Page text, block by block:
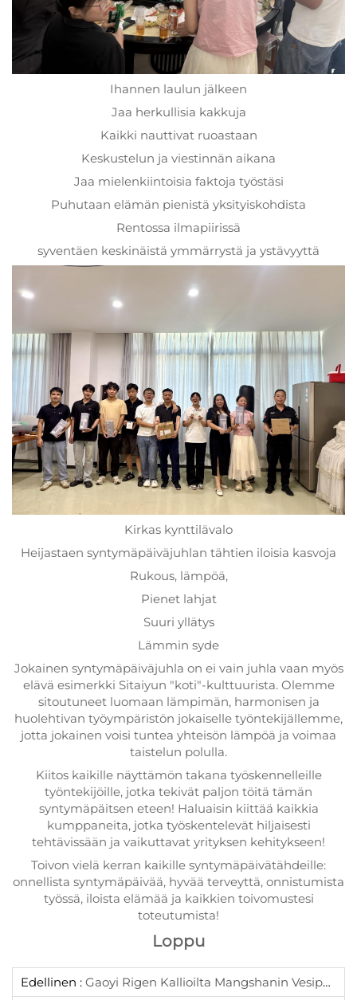
Ihannen laulun jälkeen
Jaa herkullisia kakkuja
Kaikki nauttivat ruoastaan
Keskustelun ja viestinnän aikana
Jaa mielenkiintoisia faktoja työstäsi
Puhutaan elämän pienistä yksityiskohdista
Rentossa ilmapiirissä
syventäen keskinäistä ymmärrystä ja ystävyyttä
Kirkas kynttilävalo
Heijastaen syntymäpäiväjuhlan tähtien iloisia kasvoja
Rukous, lämpöä,
Pienet lahjat
Suuri yllätys
Lämmin syde
Jokainen syntymäpäiväjuhla on ei vain juhla vaan myös
elävä esimerkki Sitaiyun "koti"-kulttuurista. Olemme
sitoutuneet luomaan lämpimän, harmonisen ja
huolehtivan työympäristön jokaiselle työntekijällemme,
jotta jokainen voisi tuntea yhteisön lämpöä ja voimaa
taistelun polulla.
Kiitos kaikille näyttämön takana työskennelleille
työntekijöille, jotka tekivät paljon töitä tämän
syntymäpäitsen eteen! Haluaisin kiittää kaikkia
kumppaneita, jotka työskentelevät hiljaisesti
tehtävissään ja vaikuttavat yrityksen kehitykseen!
Toivon vielä kerran kaikille syntymäpäivätähdeille:
onnellista syntymäpäivää, hyvää terveyttä, onnistumista
työssä, iloista elämää ja kaikkien toivomustesi
toteutumista!
Loppu
Edellinen : Gaoyi Rigen Kallioilta Mangshanin Vesiputouksiin, Sitaiyun Päiväkirja Chenzhoussa